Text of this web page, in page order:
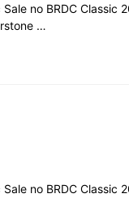
no BRDC Classic
…
no BRDC Classic